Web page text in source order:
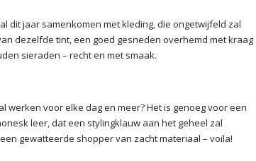
dit jaar samenkomen met kleding, die ongetwijfeld zal
dezelfde tint, een goed gesneden overhemd met kraag
sieraden – recht en met smaak.
werken voor elke dag en meer? Het is genoeg voor een
leer, dat een stylingklauw aan het geheel zal
gewatteerde shopper van zacht materiaal – voila!